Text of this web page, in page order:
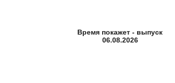
Время покажет - выпуск
06.08.2026